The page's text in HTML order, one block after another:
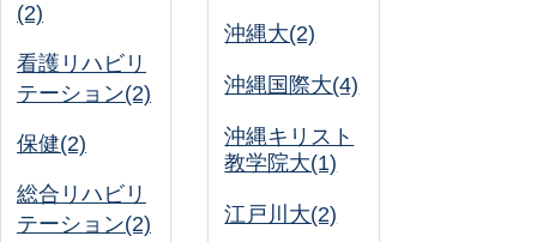
(2)
看護リハビリ
テーション(2)
保健(2)
総合リハビリ
テーション(2)
沖縄大(2)
沖縄国際大(4)
沖縄キリスト
教学院大(1)
江戸川大(2)